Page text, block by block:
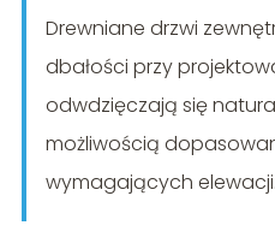
Drewniane drzwi
dbałości przy
odwdzięczają się
możliwością
wymagających elewacji.